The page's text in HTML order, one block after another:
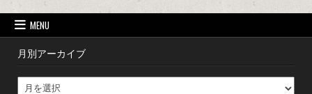
MENU
月別アーカイブ